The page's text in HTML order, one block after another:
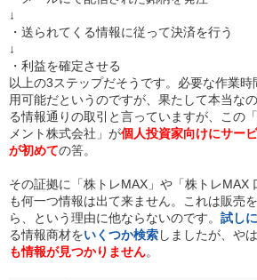
↓
・送られてくる情報に従って決済を行う
↓
・利益を確定させる
以上の3ステップだそうです。必要な作業時
用可能だというのですが、果たして本当な
る情報通りの取引と言っていますが、この
メント株式会社」が個人投資家向けにサー
が初めての筈。
その証拠に「株トレMAX」や「株トレMAX
も何一つ情報は出て来ません。これは販売
ら、という理由に他ならないのです。 試し
る情報商材をいくつか検索しましたが、や
も情報が見つかりません。